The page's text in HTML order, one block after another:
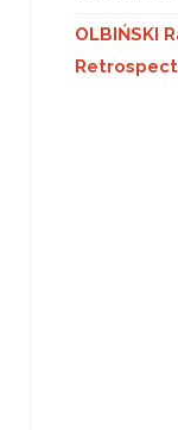
OLBIŃSKI